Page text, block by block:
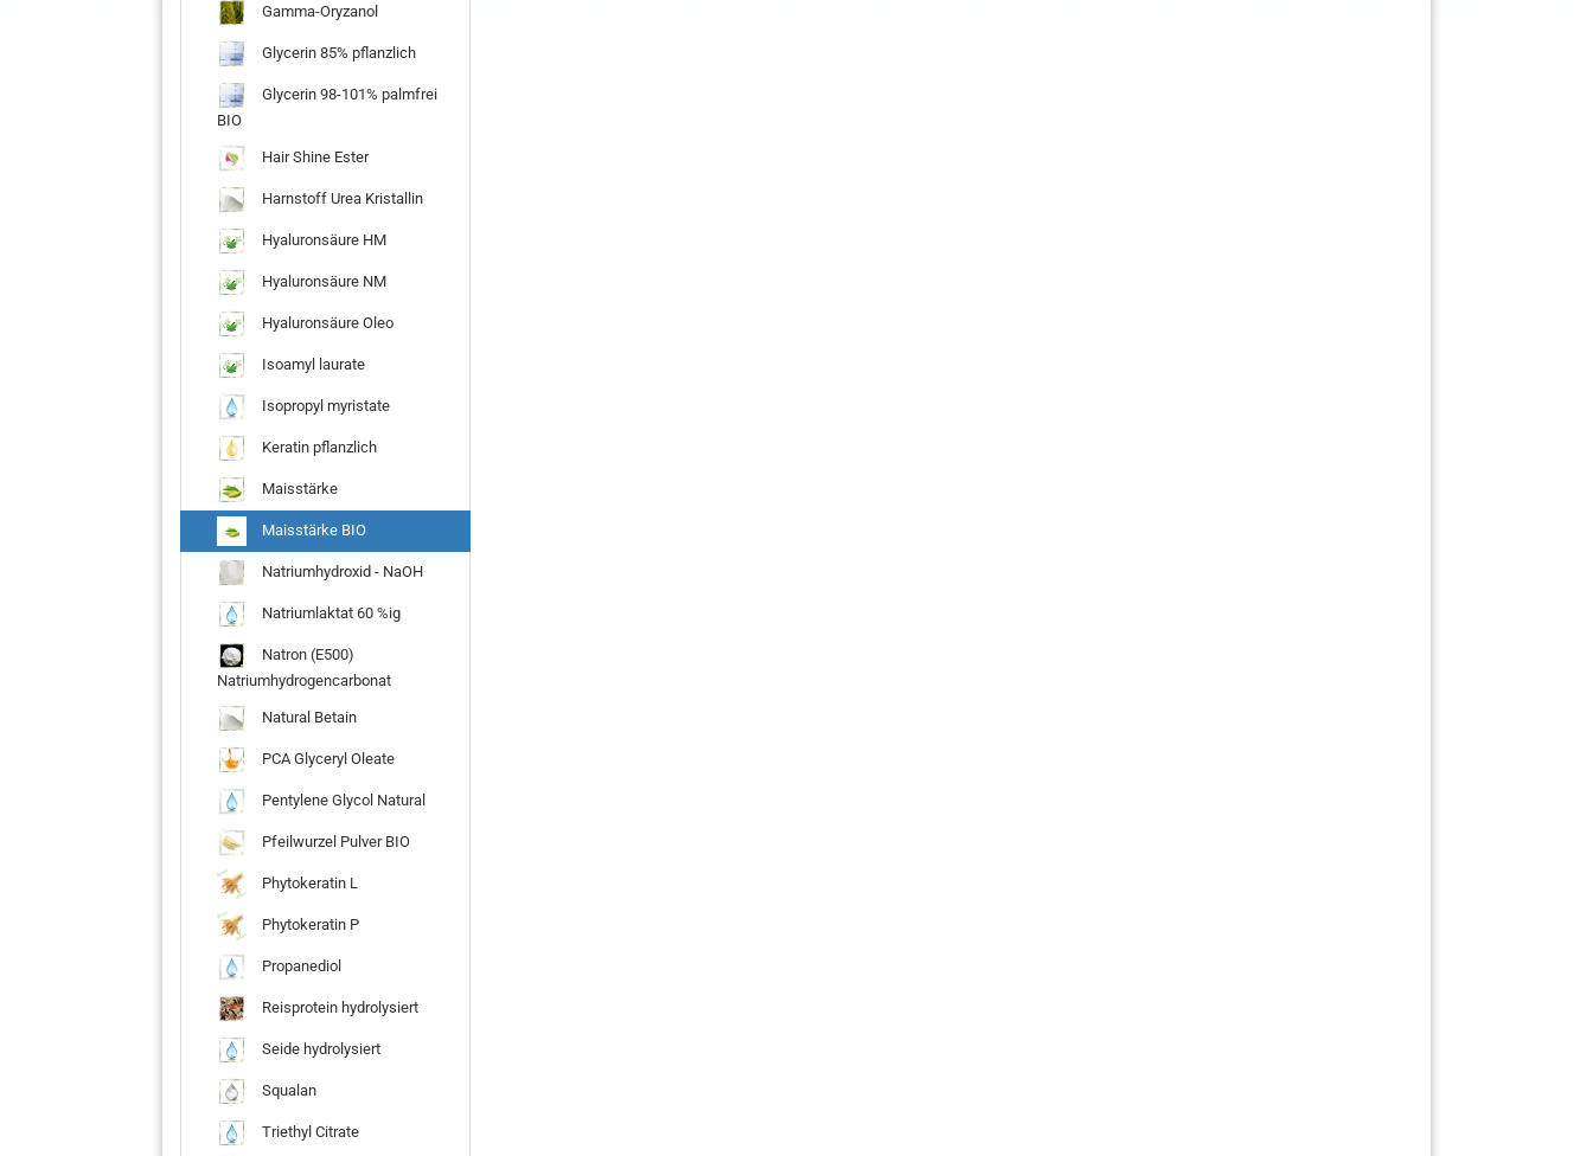
Gamma-Oryzanol
Glycerin 85% pflanzlich
Glycerin 98-101% palmfrei
BIO
Hair Shine Ester
Harnstoff Urea Kristallin
Hyaluronsäure HM
Hyaluronsäure NM
Hyaluronsäure Oleo
Isoamyl laurate
Isopropyl myristate
Keratin pflanzlich
Maisstärke
Maisstärke BIO
Natriumhydroxid - NaOH
Natriumlaktat 60 %ig
Natron (E500)
Natriumhydrogencarbonat
Natural Betain
PCA Glyceryl Oleate
Pentylene Glycol Natural
Pfeilwurzel Pulver BIO
Phytokeratin L
Phytokeratin P
Propanediol
Reisprotein hydrolysiert
Seide hydrolysiert
Squalan
Triethyl Citrate